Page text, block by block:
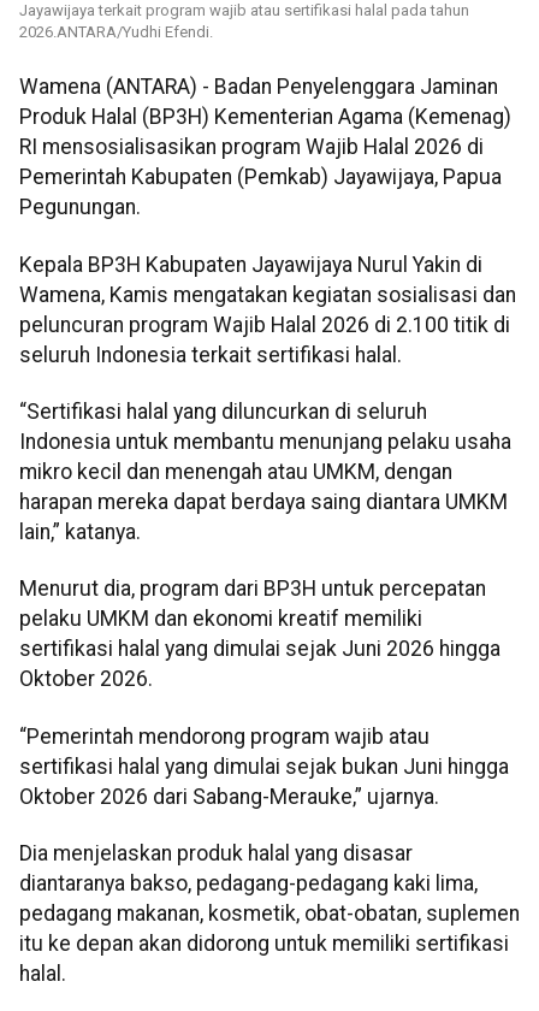
Jayawijaya terkait program wajib atau sertifikasi halal pada tahun
2026.ANTARA/Yudhi Efendi.
Wamena (ANTARA) - Badan Penyelenggara Jaminan
Produk Halal (BP3H) Kementerian Agama (Kemenag)
RI mensosialisasikan program Wajib Halal 2026 di
Pemerintah Kabupaten (Pemkab) Jayawijaya, Papua
Pegunungan.
Kepala BP3H Kabupaten Jayawijaya Nurul Yakin di
Wamena, Kamis mengatakan kegiatan sosialisasi dan
peluncuran program Wajib Halal 2026 di 2.100 titik di
seluruh Indonesia terkait sertifikasi halal.
“Sertifikasi halal yang diluncurkan di seluruh
Indonesia untuk membantu menunjang pelaku usaha
mikro kecil dan menengah atau UMKM, dengan
harapan mereka dapat berdaya saing diantara UMKM
lain,” katanya.
Menurut dia, program dari BP3H untuk percepatan
pelaku UMKM dan ekonomi kreatif memiliki
sertifikasi halal yang dimulai sejak Juni 2026 hingga
Oktober 2026.
“Pemerintah mendorong program wajib atau
sertifikasi halal yang dimulai sejak bukan Juni hingga
Oktober 2026 dari Sabang-Merauke,” ujarnya.
Dia menjelaskan produk halal yang disasar
diantaranya bakso, pedagang-pedagang kaki lima,
pedagang makanan, kosmetik, obat-obatan, suplemen
itu ke depan akan didorong untuk memiliki sertifikasi
halal.